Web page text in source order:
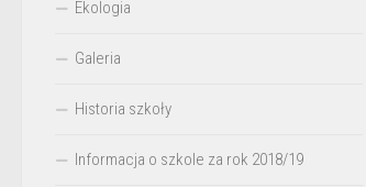
Ekologia
Galeria
Historia szkoły
Informacja o szkole za rok 2018/19